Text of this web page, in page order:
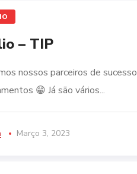
– TIP
nossos parceiros de sucesso
😁 Já são vários...
Março 3, 2023